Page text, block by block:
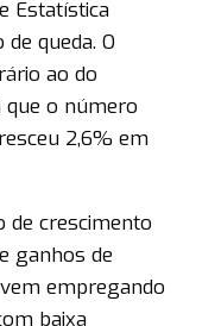
Estatística
queda. O
ao do
que o número
2,6% em
crescimento
ganhos de
empregando
baixa